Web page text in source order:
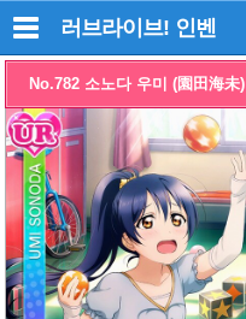
러브라이브! 인벤
No.782 소노다 우미 (園田海未)